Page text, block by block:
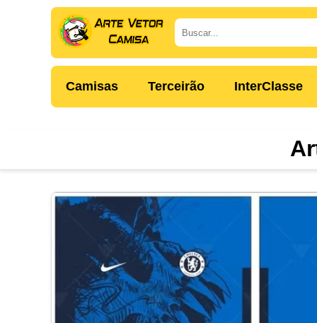
Camisas Terceirão InterClasse